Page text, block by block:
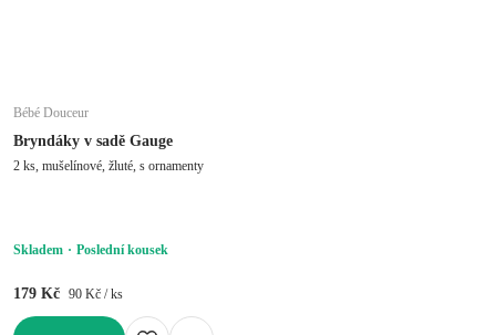
Bébé Douceur
Bryndáky v sadě Gauge
2 ks, mušelínové, žluté, s ornamenty
Skladem Poslední kousek
179 Kč 90 Kč / ks